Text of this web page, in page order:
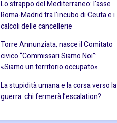
Lo strappo del Mediterraneo: l'asse
Roma-Madrid tra l'incubo di Ceuta e i
calcoli delle cancellerie
Torre Annunziata, nasce il Comitato
civico “Commissari Siamo Noi”:
«Siamo un territorio occupato»
La stupidità umana e la corsa verso la
guerra: chi fermerà l’escalation?